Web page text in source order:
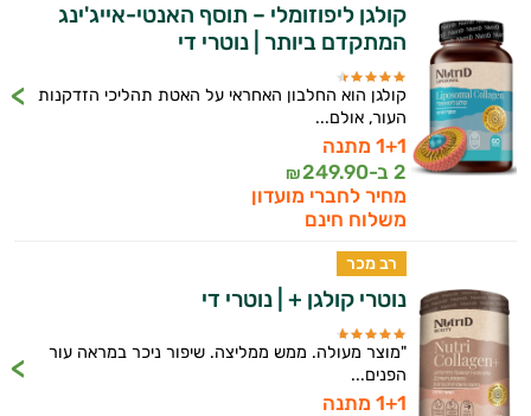
קולגן ליפוזומלי – תוסף האנטי-אייג'ינג
המתקדם ביותר | נוטרי די
קולגן הוא החלבון האחראי על האטת תהליכי הזדקנות
העור, אולם...
1+1 מתנה
2 ב-
249.90
₪
מחיר לחברי מועדון
משלוח חינם
רב מכר
נוטרי קולגן + | נוטרי די
"מוצר מעולה. ממש ממליצה. שיפור ניכר במראה עור
הפנים...
1+1 מתנה